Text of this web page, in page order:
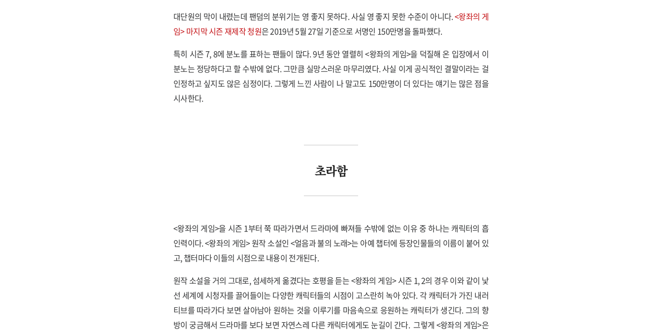
대단원의 막이 내렸는데 팬덤의 분위기는 영 좋지 못하다. 사실 영 좋지 못한 수준이 아니다.<왕좌의 게
임> 마지막 시즌 재제작 청원은 2019년 5월 27일 기준으로 서명인 150만명을 돌파했다.
특히 시즌 7, 8에 분노를 표하는 팬들이 많다. 9년 동안 열렬히 <왕좌의 게임>을 덕질해 온 입장에서 이
분노는 정당하다고 할 수밖에 없다. 그만큼 실망스러운 마무리였다. 사실 이게 공식적인 결말이라는 걸
인정하고 싶지도 않은 심정이다. 그렇게 느낀 사람이 나 말고도 150만명이 더 있다는 얘기는 많은 점을
시사한다.
초라함
<왕좌의 게임>을 시즌 1부터 쭉 따라가면서 드라마에 빠져들 수밖에 없는 이유 중 하나는 캐릭터의 흡
인력이다. <왕좌의 게임> 원작 소설인 <얼음과 불의 노래>는 아예 챕터에 등장인물들의 이름이 붙어 있
고, 챕터마다 이들의 시점으로 내용이 전개된다.
원작 소설을 거의 그대로, 섬세하게 옮겼다는 호평을 듣는 <왕좌의 게임> 시즌 1, 2의 경우 이와 같이 낯
선 세계에 시청자를 끌어들이는 다양한 캐릭터들의 시점이 고스란히 녹아 있다. 각 캐릭터가 가진 내러
티브를 따라가다 보면 살아남아 원하는 것을 이루기를 마음속으로 응원하는 캐릭터가 생긴다. 그의 향
방이 궁금해서 드라마를 보다 보면 자연스레 다른 캐릭터에게도 눈길이 간다. 그렇게 <왕좌의 게임>은